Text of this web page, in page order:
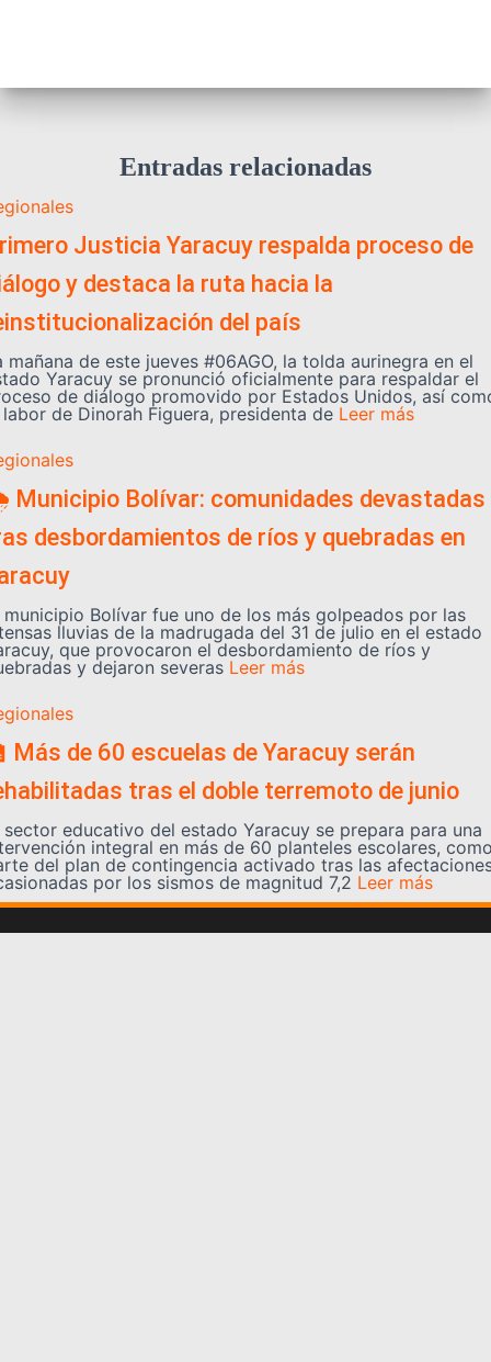
Entradas relacionadas
Justicia Yaracuy respalda proceso de
y destaca la ruta hacia la
del país
mañana de este jueves #06AGO, la tolda aurinegra en el
Yaracuy se pronunció oficialmente para respaldar el
de diálogo promovido por Estados Unidos, así
de Dinorah Figuera, presidenta de Leer más
Bolívar: comunidades devastadas
desbordamientos de ríos y quebradas en
municipio Bolívar fue uno de los más golpeados por las
lluvias de la madrugada del 31 de julio en el estado
que provocaron el desbordamiento de ríos y
y dejaron severas Leer más
Más de 60 escuelas de Yaracuy serán
tras el doble terremoto de junio
sector educativo del estado Yaracuy se prepara para una
integral en más de 60 planteles escolares,
del plan de contingencia activado tras las
por los sismos de magnitud 7,2 Leer más